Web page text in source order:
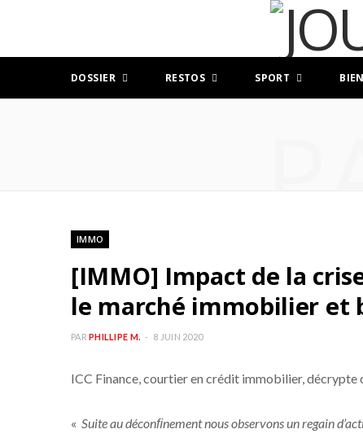
DOSSIER RESTOS SPORT
IMMO
[IMMO] Impact de la
le marché immobilier et
PAR PHILLIPE M. 8 JUIN 2020
ICC Finance, courtier en crédit immobilier, décrypte
« Suite au déconﬁnement nous observons un regain